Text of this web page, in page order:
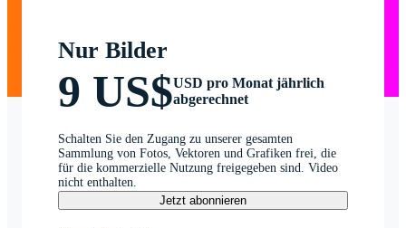
Nur Bilder
9 US$USD pro Monat jährlich
abgerechnet
Schalten Sie den Zugang zu unserer gesamten
Sammlung von Fotos, Vektoren und Grafiken frei, die
für die kommerzielle Nutzung freigegeben sind. Video
nicht enthalten.
Jetzt abonnieren